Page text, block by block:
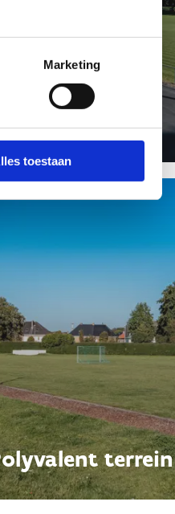
Marketing
toestaan
terrein